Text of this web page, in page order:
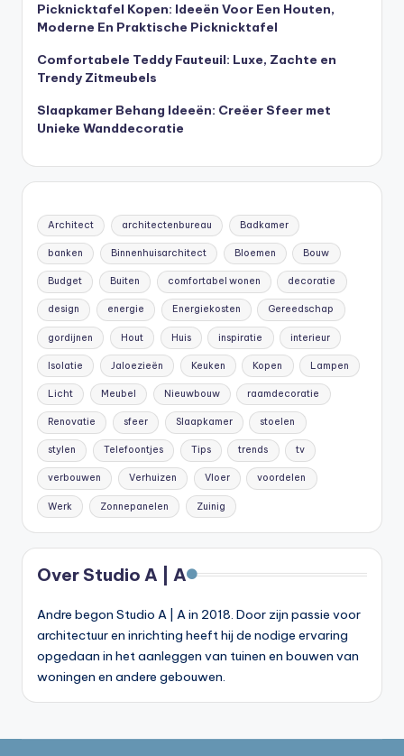
Picknicktafel Kopen: Ideeën Voor Een Houten,
Moderne En Praktische Picknicktafel
Comfortabele Teddy Fauteuil: Luxe, Zachte en
Trendy Zitmeubels
Slaapkamer Behang Ideeën: Creëer Sfeer met
Unieke Wanddecoratie
Architect architectenbureau Badkamer
banken Binnenhuisarchitect Bloemen Bouw
Budget Buiten comfortabel wonen decoratie
design energie Energiekosten Gereedschap
gordijnen Hout Huis inspiratie interieur
Isolatie Jaloezieën Keuken Kopen Lampen
Licht Meubel Nieuwbouw raamdecoratie
Renovatie sfeer Slaapkamer stoelen
stylen Telefoontjes Tips trends tv
verbouwen Verhuizen Vloer voordelen
Werk Zonnepanelen Zuinig
Over Studio A | A
Andre begon Studio A | A in 2018. Door zijn passie voor
architectuur en inrichting heeft hij de nodige ervaring
opgedaan in het aanleggen van tuinen en bouwen van
woningen en andere gebouwen.